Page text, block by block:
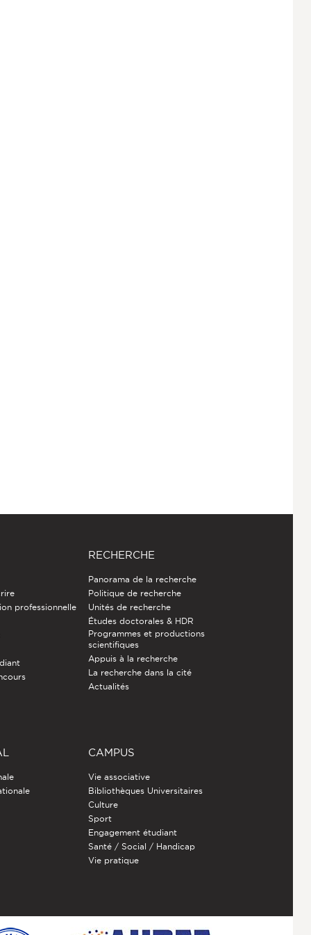
professionnelle
RECHERCHE
Panorama de la recherche
Politique de recherche
Unités de recherche
Études doctorales & HDR
Programmes et productions
scientifiques
Appuis à la recherche
La recherche dans la cité
Actualités
CAMPUS
Vie associative
Bibliothèques Universitaires
Culture
Sport
Engagement étudiant
Santé / Social / Handicap
Vie pratique